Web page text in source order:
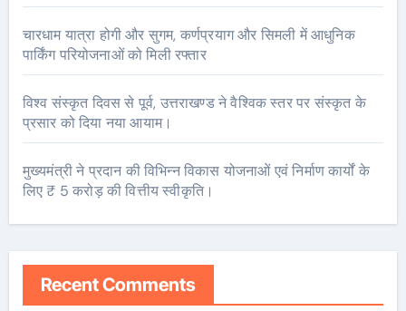
चारधाम यात्रा होगी और सुगम, कर्णप्रयाग और सिमली में आधुनिक
पार्किंग परियोजनाओं को मिली रफ्तार
विश्व संस्कृत दिवस से पूर्व, उत्तराखण्ड ने वैश्विक स्तर पर संस्कृत के
प्रसार को दिया नया आयाम।
मुख्यमंत्री ने प्रदान की विभिन्न विकास योजनाओं एवं निर्माण कार्यों के
लिए ₹ 5 करोड़ की वित्तीय स्वीकृति।
Recent Comments